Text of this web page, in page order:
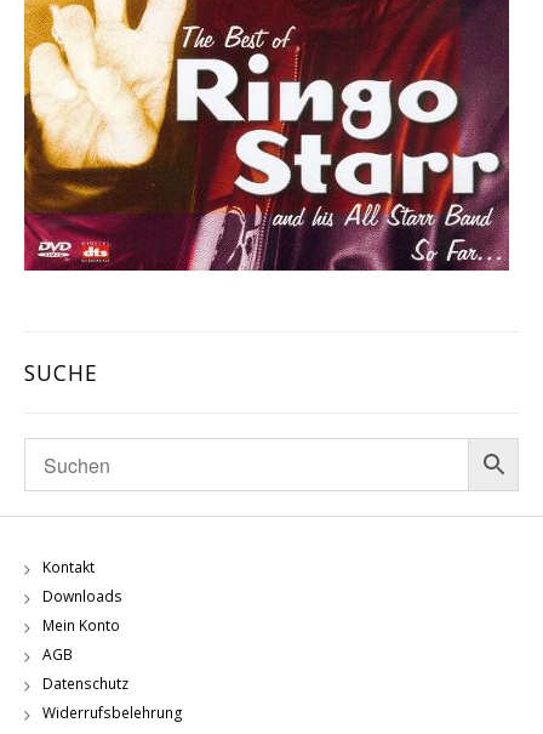
SUCHE
Kontakt
Downloads
Mein Konto
AGB
Datenschutz
Widerrufsbelehrung